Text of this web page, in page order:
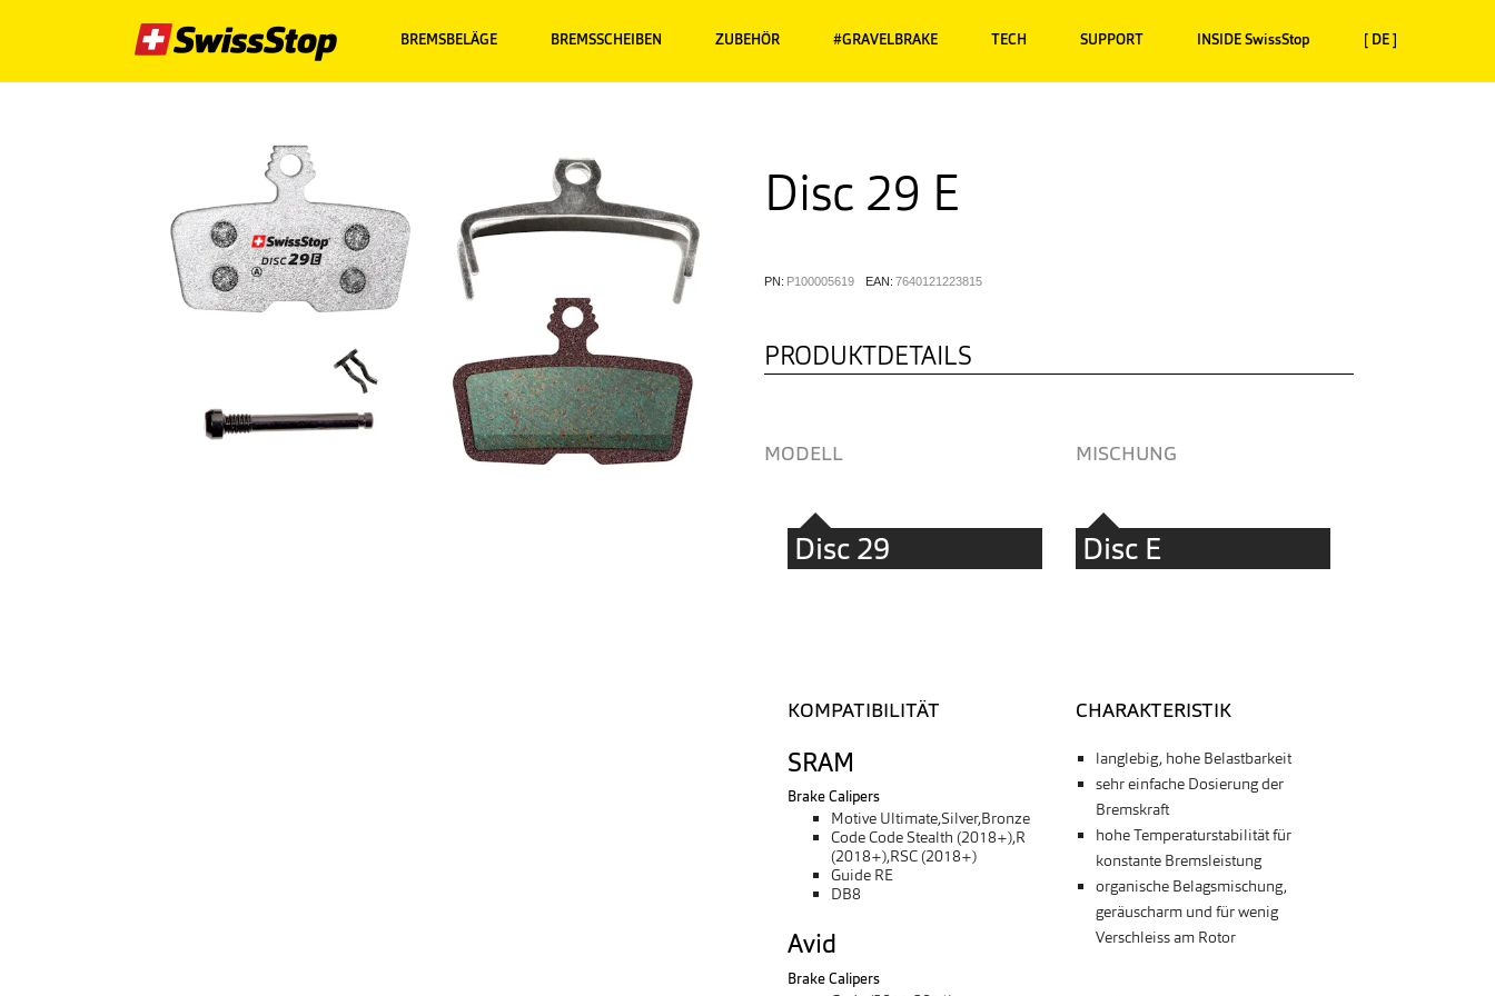
BREMSBELÄGE BREMSSCHEIBEN ZUBEHÖR #GRAVELBRAKE TECH SUPPORT INSIDE SwissStop [ DE ]
Disc 29 E
PN: P100005619 EAN: 7640121223815
PRODUKTDETAILS
MODELL MISCHUNG
Disc 29 Disc E
KOMPATIBILITÄT
SRAM
Brake Calipers
Motive Ultimate,Silver,Bronze
Code Code Stealth (2018+),R
(2018+),RSC (2018+)
Guide RE
DB8
Avid
Brake Calipers
CHARAKTERISTIK
langlebig, hohe Belastbarkeit
sehr einfache Dosierung der
Bremskraft
hohe Temperaturstabilität für
konstante Bremsleistung
organische Belagsmischung,
geräuscharm und für wenig
Verschleiss am Rotor